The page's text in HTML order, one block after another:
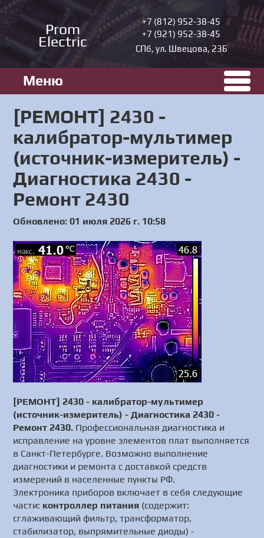
Prom
Electric
+7 (812) 952-38-45
+7 (921) 952-38-45
СПб, ул. Швецова, 23Б
Меню
[РЕМОНТ] 2430 -
калибратор-мультимер
(источник-измеритель) -
Диагностика 2430 -
Ремонт 2430
Обновлено: 01 июля 2026 г. 10:58
[РЕМОНТ] 2430 - калибратор-мультимер
(источник-измеритель) - Диагностика 2430 -
Ремонт 2430. Профессиональная диагностика и
исправление на уровне элементов плат выполняется
в Санкт-Петербурге. Возможно выполнение
диагностики и ремонта с доставкой средств
измерений в населенные пункты РФ.
Электроника приборов включает в себя следующие
части: контроллер питания (содержит:
сглаживающий фильтр, трансформатор,
стабилизатор, выпрямительные диоды) -